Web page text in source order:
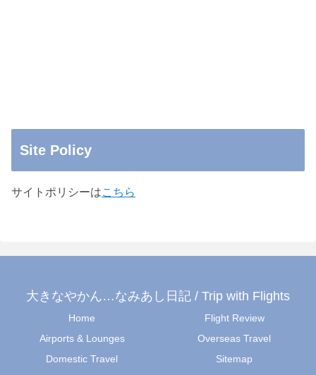
Site Policy
サイトポリシーはこちら
大きなやかん…なみあし日記 / Trip with Flights
Home
Flight Review
Airports & Lounges
Overseas Travel
Domestic Travel
Sitemap